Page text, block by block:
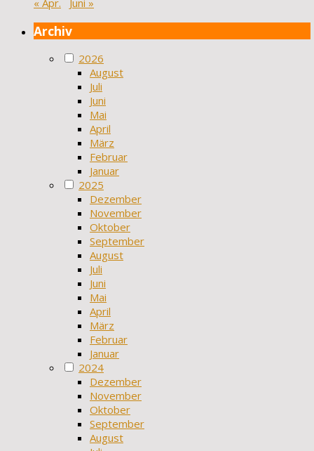
« Apr.
Juni »
Archiv
2026
August
Juli
Juni
Mai
April
März
Februar
Januar
2025
Dezember
November
Oktober
September
August
Juli
Juni
Mai
April
März
Februar
Januar
2024
Dezember
November
Oktober
September
August